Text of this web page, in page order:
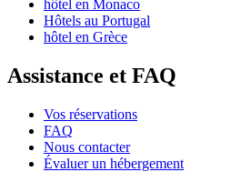
hôtel en Monaco
Hôtels au Portugal
hôtel en Grèce
Assistance et FAQ
Vos réservations
FAQ
Nous contacter
Évaluer un hébergement